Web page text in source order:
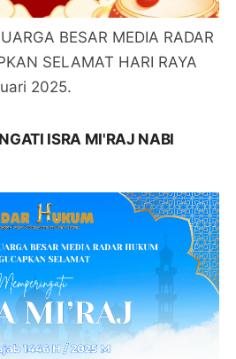
BESAR MEDIA RADAR
SELAMAT HARI RAYA
2025.
ISRA MI'RAJ NABI